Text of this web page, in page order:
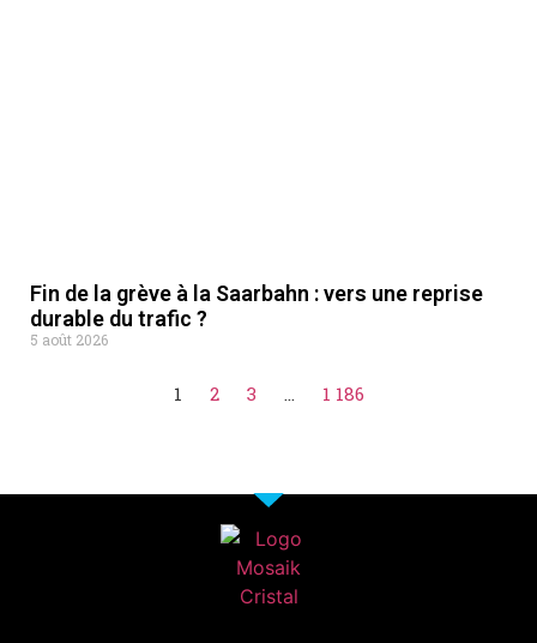
Fin de la grève à la Saarbahn : vers une reprise
durable du trafic ?
5 août 2026
1 2 3 … 1 186